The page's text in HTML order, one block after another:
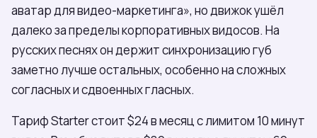
аватар для видео-маркетинга», но движок ушёл
далеко за пределы корпоративных видосов. На
русских песнях он держит синхронизацию губ
заметно лучше остальных, особенно на сложных
согласных и сдвоенных гласных.
Тариф Starter стоит $24 в месяц с лимитом 10 минут